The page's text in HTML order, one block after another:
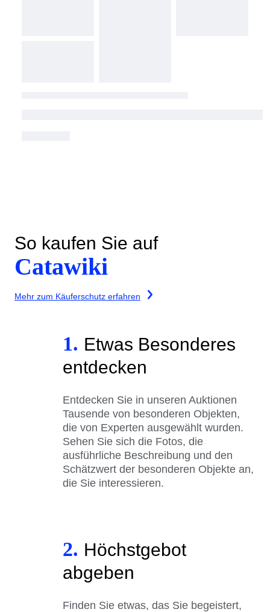
So kaufen Sie auf
Catawiki
Mehr zum Käuferschutz erfahren
1. Etwas Besonderes
entdecken
Entdecken Sie in unseren Auktionen
Tausende von besonderen Objekten,
die von Experten ausgewählt wurden.
Sehen Sie sich die Fotos, die
ausführliche Beschreibung und den
Schätzwert der besonderen Objekte an,
die Sie interessieren.
2. Höchstgebot
abgeben
Finden Sie etwas, das Sie begeistert,